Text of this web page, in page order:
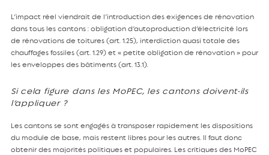
L’impact réel viendrait de l’introduction des exigences de rénovation
dans tous les cantons : obligation d’autoproduction d’électricité lors
de rénovations de toitures (art. 1.25), interdiction quasi totale des
chauffages fossiles (art. 1.29) et « petite obligation de rénovation » pour
les enveloppes des bâtiments (art. 13.1).
Si cela figure dans les MoPEC, les cantons doivent-ils
l’appliquer ?
Les cantons se sont engagés à transposer rapidement les dispositions
du module de base, mais restent libres pour les autres. Il faut donc
obtenir des majorités politiques et populaires. Les critiques des MoPEC